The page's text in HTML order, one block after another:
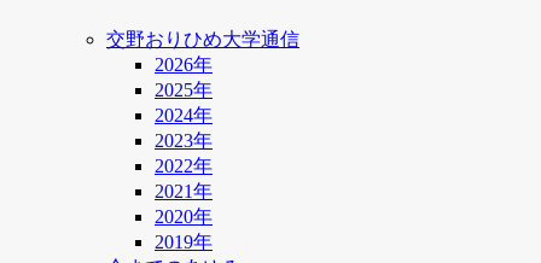
交野おりひめ大学通信
2026年
2025年
2024年
2023年
2022年
2021年
2020年
2019年